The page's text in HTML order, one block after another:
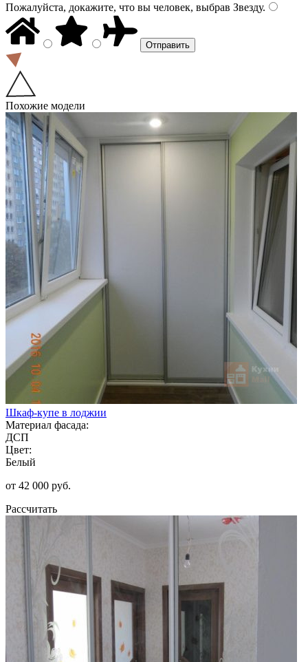
Пожалуйста, докажите, что вы человек, выбрав Звезду.
Похожие модели
Шкаф-купе в лоджии
Материал фасада:
ДСП
Цвет:
Белый
от 42 000 руб.
Рассчитать